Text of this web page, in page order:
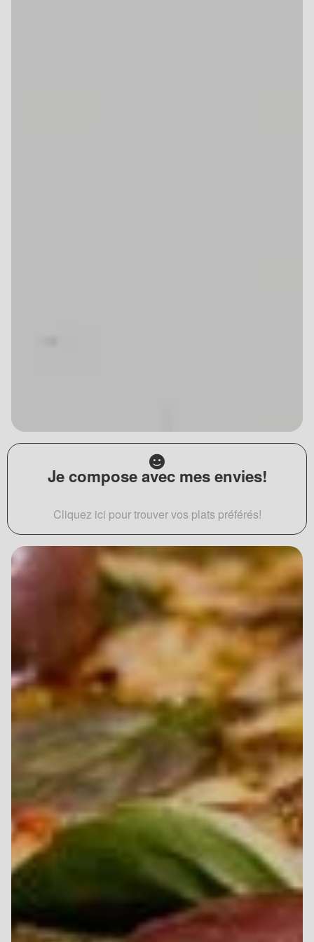
Je compose avec mes envies!
Cliquez ici pour trouver vos plats préférés!